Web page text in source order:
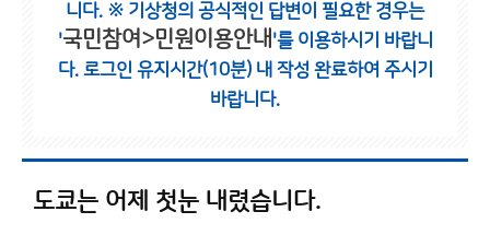
니다. ※ 기상청의 공식적인 답변이 필요한 경우는
'국민참여>민원이용안내 '를 이용하시기 바랍니
다. 로그인 유지시간(10분) 내 작성 완료하여 주시기
바랍니다.
도쿄는 어제 첫눈 내렸습니다.